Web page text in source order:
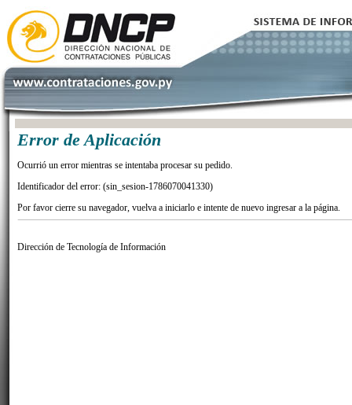
Error de Aplicación
Ocurrió un error mientras se intentaba procesar su pedido.
Identificador del error: (sin_sesion-1786070041330)
Por favor cierre su navegador, vuelva a iniciarlo e intente de nuevo ingresar a la página.
Dirección de Tecnología de Información